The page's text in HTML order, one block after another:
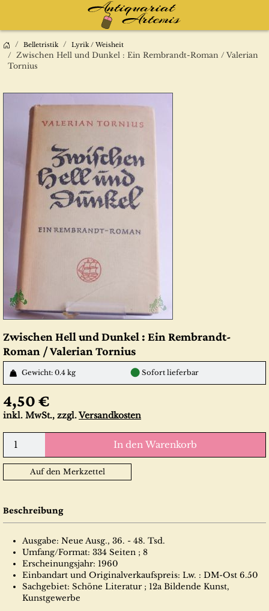
Belletristik Lyrik / Weisheit
Zwischen Hell und Dunkel : Ein Rembrandt-Roman / Valerian
Tornius
Zwischen Hell und Dunkel : Ein Rembrandt-
Roman / Valerian Tornius
Gewicht: 0.4 kg ● Sofort lieferbar
4,50 €
inkl. MwSt., zzgl.Versandkosten
In den Warenkorb
Auf den Merkzettel
Beschreibung
Ausgabe: Neue Ausg., 36. - 48. Tsd.
Umfang/Format: 334 Seiten ; 8
Erscheinungsjahr: 1960
Einbandart und Originalverkaufspreis: Lw. : DM-Ost 6.50
Sachgebiet: Schöne Literatur ; 12a Bildende Kunst,
Kunstgewerbe